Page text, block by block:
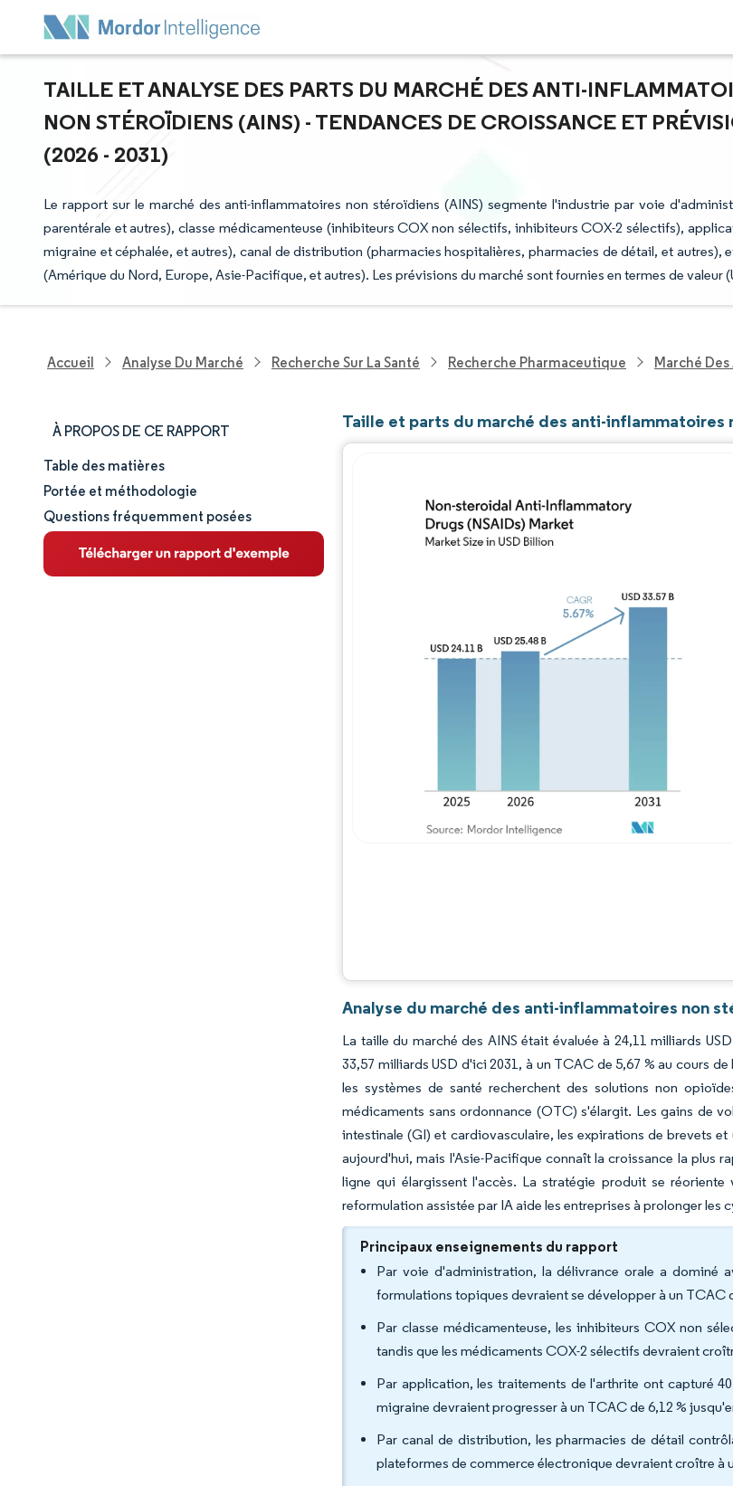
TAILLE ET ANALYSE DES PARTS DU MARCHÉ DES ANTI-
NON STÉROÏDIENS (AINS) - TENDANCES DE CROISSANCE ET
(2026 - 2031)
Le rapport sur le marché des anti-inflammatoires non stéroïdiens (AINS) segmente l'industrie par voie
parentérale et autres), classe médicamenteuse (inhibiteurs COX non sélectifs, inhibiteurs COX-2 sélectifs),
migraine et céphalée, et autres), canal de distribution (pharmacies hospitalières, pharmacies de détail, et autres),
(Amérique du Nord, Europe, Asie-Pacifique, et autres). Les prévisions du marché sont fournies en termes de valeur
Accueil Analyse Du Marché Recherche Sur La Santé Recherche Pharmaceutique Marché
À PROPOS DE CE RAPPORT
Taille et part de marché
Analyse du marché
Tendances et perspectives
Table des matières
Portée et méthodologie
Questions fréquemment posées
Taille et parts du marché des anti-inflammatoires
Image © Mordor Intelligence. La
Analyse du marché des anti-inflammatoires non
La taille du marché des AINS était évaluée à 24,11 milliards
33,57 milliards USD d'ici 2031, à un TCAC de 5,67 % au cours
les systèmes de santé recherchent des solutions non
médicaments sans ordonnance (OTC) s'élargit. Les gains de
intestinale (GI) et cardiovasculaire, les expirations de brevets
aujourd'hui, mais l'Asie-Pacifique connaît la croissance la plus
ligne qui élargissent l'accès. La stratégie produit se
reformulation assistée par IA aide les entreprises à prolonger les
Principaux enseignements du rapport
Par voie d'administration, la délivrance orale a dominé
formulations topiques devraient se développer à un TCAC
Par classe médicamenteuse, les inhibiteurs COX non
tandis que les médicaments COX-2 sélectifs devraient
Par application, les traitements de l'arthrite ont capturé
migraine devraient progresser à un TCAC de 6,12 %
Par canal de distribution, les pharmacies de détail
plateformes de commerce électronique devraient croître à